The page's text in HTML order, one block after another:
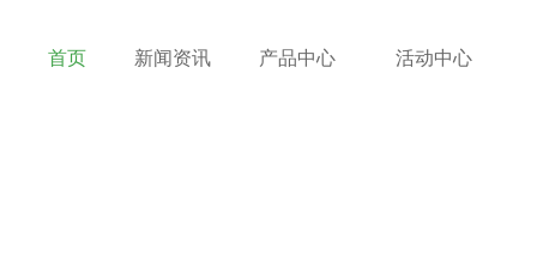
首页 新闻资讯 产品中心 活动中心